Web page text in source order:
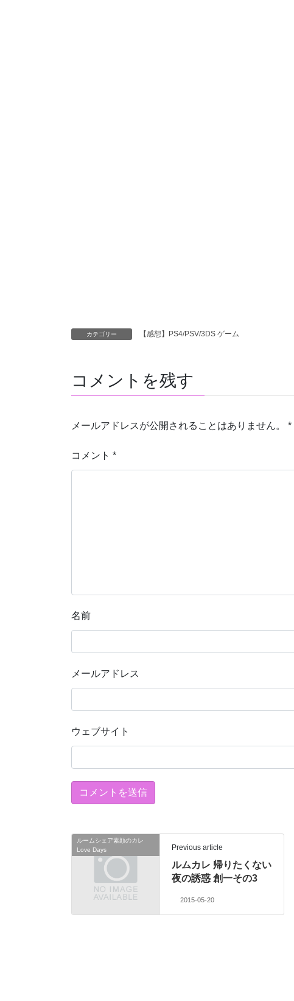
カテゴリー 【感想】PS4/PSV/3DS ゲーム
コメントを残す
メールアドレスが公開されることはありません。 *
コメント *
名前
メールアドレス
ウェブサイト
ルームシェア素顔のカレ
Love Days
Previous article
ルムカレ 帰りたくない
夜の誘惑 創一その3
2015-05-20